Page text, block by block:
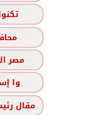
مصر
وا
مقال